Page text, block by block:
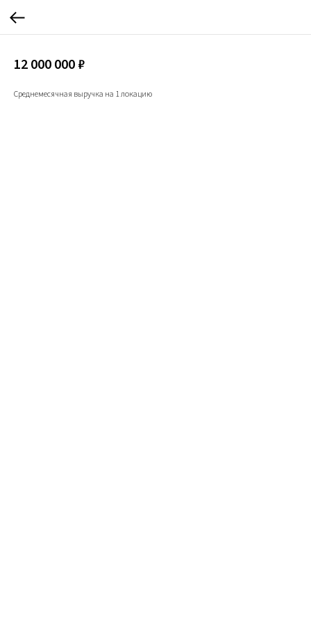
12 000 000 ₽
Среднемесячная выручка на 1 локацию